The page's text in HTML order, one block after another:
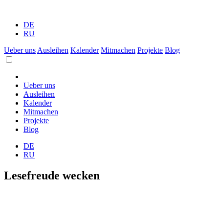
DE
RU
Ueber unsAusleihen Kalender Mitmachen Projekte Blog
Ueber uns
Ausleihen
Kalender
Mitmachen
Projekte
Blog
DE
RU
Lesefreude wecken